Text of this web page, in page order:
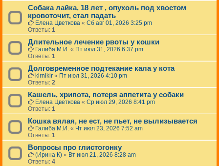
Собака лайка, 18 лет , опухоль под хвостом
кровоточит, стал падать
Елена Цветкова « Сб авг 01, 2026 3:25 pm
Ответы: 1
Длительное лечение рвоты у кошки
Галиба М.И. « Пт июл 31, 2026 6:37 pm
Ответы: 1
Долговременное подтекание кала у кота
kirnikir « Пт июл 31, 2026 4:10 pm
Ответы: 2
Кашель, хрипота, потеря аппетита у собаки
Елена Цветкова « Ср июл 29, 2026 8:41 pm
Ответы: 1
Кошка вялая, не ест, не пьет, не вылизывается
Галиба М.И. « Чт июл 23, 2026 7:52 am
Ответы: 1
Вопросы про глистогонку
(Ирина К) « Вт июл 21, 2026 8:28 am
Ответы: 4